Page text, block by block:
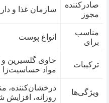
صادرکننده
مجوز
سازمان غذا و
مناسب
برای
انواع پوست
ترکیبات
حاوی گلسیرین و
مواد حساسیت‌زا
ویژگی‌ها
درخشان‌کننده،
روزانه،